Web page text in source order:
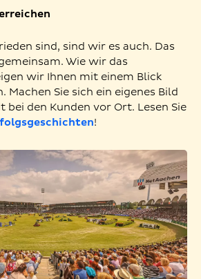
sind, sind wir es auch. Das
Wie wir das
wir Ihnen mit einem Blick
Machen Sie sich ein eigenes Bild
bei den Kunden vor Ort. Lesen Sie
!